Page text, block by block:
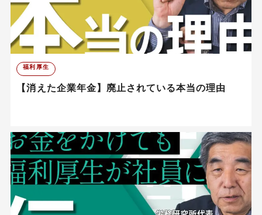
福利厚生
【消えた企業年金】廃止されている本当の理由